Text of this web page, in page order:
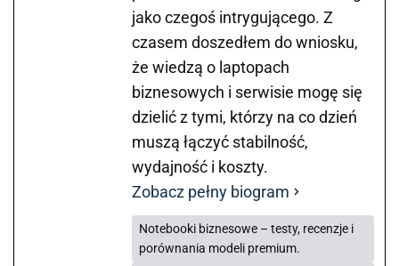
jako czegoś intrygującego. Z
czasem doszedłem do wniosku,
że wiedzą o laptopach
biznesowych i serwisie mogę się
dzielić z tymi, którzy na co dzień
muszą łączyć stabilność,
wydajność i koszty.
Zobacz pełny biogram
Notebooki biznesowe – testy, recenzje i
porównania modeli premium.